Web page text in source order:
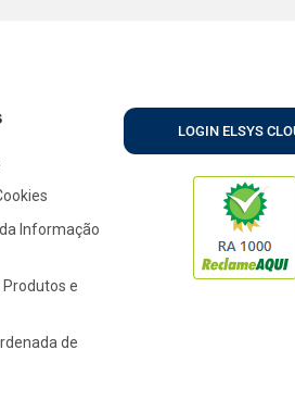
Informação
Produtos e
de
LOGIN ELSYS